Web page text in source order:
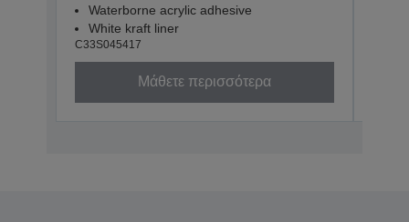
Waterborne acrylic adhesive
White kraft liner
C33S045417
Μάθετε περισσότερα